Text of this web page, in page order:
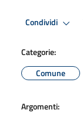
Condividi
Categorie:
Comune
Argomenti: